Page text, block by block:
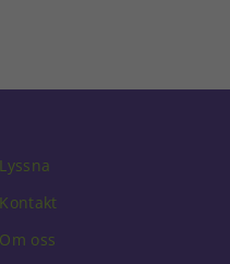
Lyssna
Kontakt
Om oss